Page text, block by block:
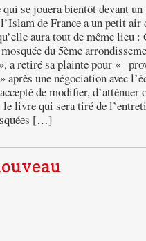
se jouera bientôt devant
de France a un petit air
aura tout de même lieu :
du 5ème
a retiré sa plainte pour «
une négociation avec
de modifier, d’atténuer
le livre qui sera tiré de
[…]